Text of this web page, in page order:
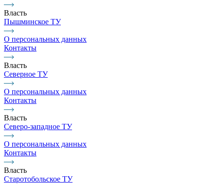
Власть
Пышминское ТУ
О персональных данных
Контакты
Власть
Северное ТУ
О персональных данных
Контакты
Власть
Северо-западное ТУ
О персональных данных
Контакты
Власть
Старотобольское ТУ